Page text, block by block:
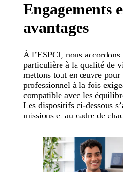
Engagements
avantages
À l’ESPCI, nous accordons
particulière à la qualité de
mettons tout en œuvre
professionnel à la fois
compatible avec les
Les dispositifs ci-dessous
missions et au cadre de